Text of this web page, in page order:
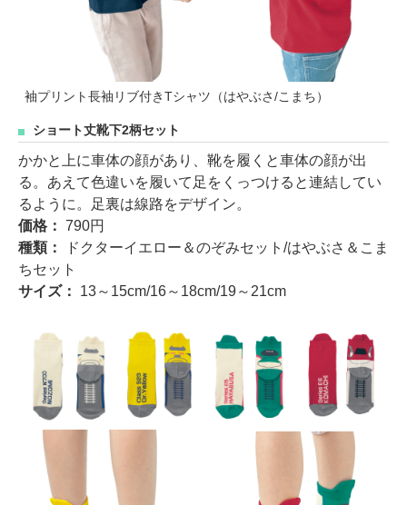
袖プリント長袖リブ付きTシャツ（はやぶさ/こまち）
ショート丈靴下2柄セット
かかと上に車体の顔があり、靴を履くと車体の顔が出
る。あえて色違いを履いて足をくっつけると連結してい
るように。足裏は線路をデザイン。
価格： 790円
種類：
ドクターイエロー＆のぞみセット/はやぶさ＆こま
ちセット
サイズ： 13～15cm/16～18cm/19～21cm